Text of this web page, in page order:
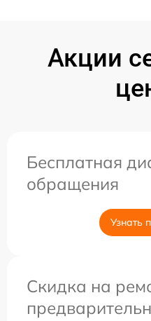
Акции
Бесплатная
обращения
Узнать
Скидка на